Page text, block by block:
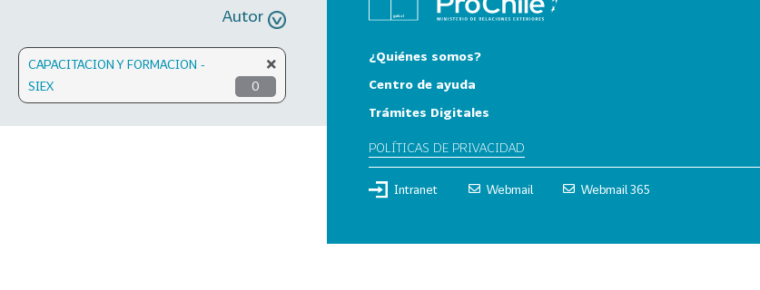
Autor
CAPACITACION Y FORMACION -
SIEX
0
¿Quiénes somos?
Centro de ayuda
Trámites Digitales
POLÍTICAS DE PRIVACIDAD
Intranet Webmail Webmail 365